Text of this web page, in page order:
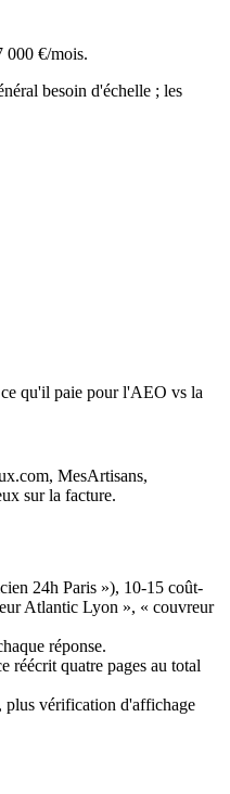
000 €/mois.
besoin d'échelle ; les
qu'il paie pour l'AEO vs la
MesArtisans,
sur la facture.
24h Paris »), 10-15 coût-
Atlantic Lyon », « couvreur
réponse.
réécrit quatre pages au total
plus vérification d'affichage